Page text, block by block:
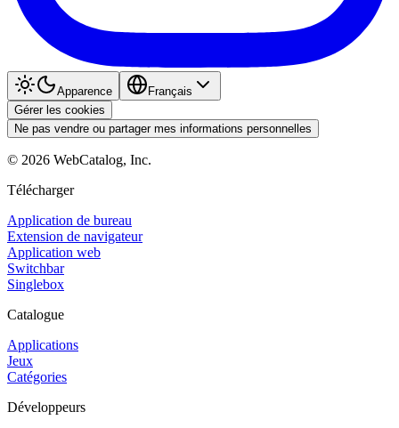
Apparence
Français
Gérer les cookies
Ne pas vendre ou partager mes informations personnelles
© 2026 WebCatalog, Inc.
Télécharger
Application de bureau
Extension de navigateur
Application web
Switchbar
Singlebox
Catalogue
Applications
Jeux
Catégories
Développeurs